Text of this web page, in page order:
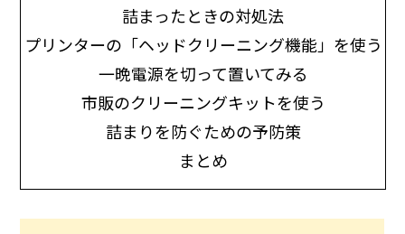
詰まったときの対処法
プリンターの「ヘッドクリーニング機能」を使う
一晩電源を切って置いてみる
市販のクリーニングキットを使う
詰まりを防ぐための予防策
まとめ